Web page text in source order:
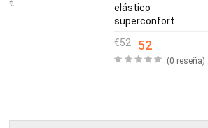
elástico
superconfort
52
52
(0 reseña)